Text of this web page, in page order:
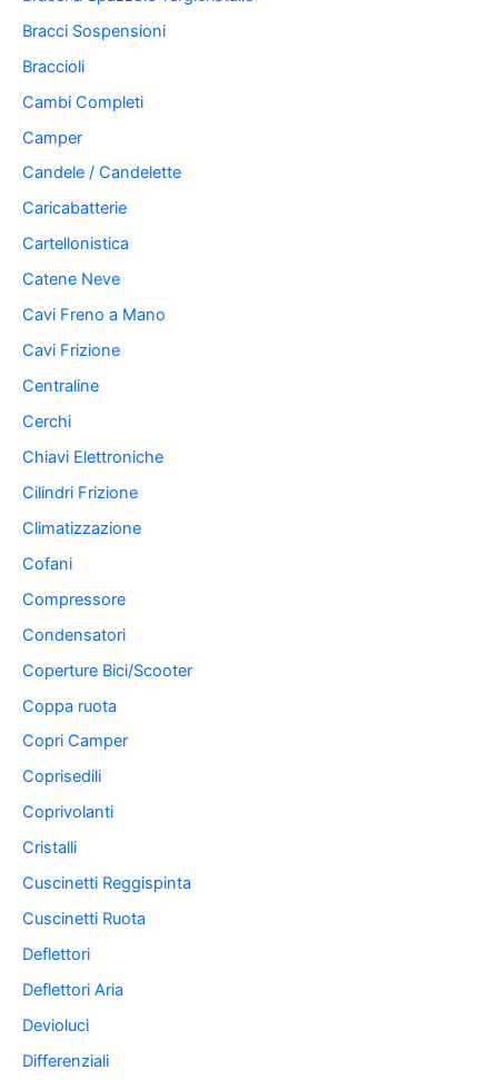
Bracci Sospensioni
Braccioli
Cambi Completi
Camper
Candele / Candelette
Caricabatterie
Cartellonistica
Catene Neve
Cavi Freno a Mano
Cavi Frizione
Centraline
Cerchi
Chiavi Elettroniche
Cilindri Frizione
Climatizzazione
Cofani
Compressore
Condensatori
Coperture Bici/Scooter
Coppa ruota
Copri Camper
Coprisedili
Coprivolanti
Cristalli
Cuscinetti Reggispinta
Cuscinetti Ruota
Deflettori
Deflettori Aria
Devioluci
Differenziali